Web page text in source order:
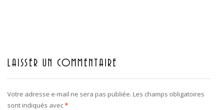
LAISSER UN COMMENTAIRE
Votre adresse e-mail ne sera pas publiée. Les champs obligatoires
sont indiqués avec*